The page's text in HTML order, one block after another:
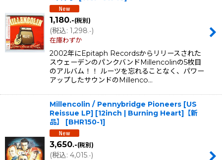
1,180.-(税別)
(税込: 1,298 .-)
在庫わずか
2002年にEpitaph Recordsからリリースされた
スウェーデンのパンクバンドMillencolinの5枚目
のアルバム！！ ルーツを忘れることなく、パワー
アップしたサウンドのMillenco…
Millencolin / Pennybridge Pioneers [US
Reissue LP] [12inch | Burning Heart]【新
品】
[BHR150-1]
3,650.-(税別)
(税込: 4,015 .-)